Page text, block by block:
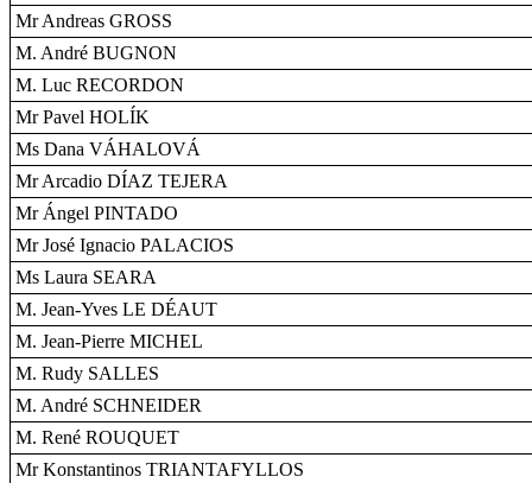
Mr Andreas GROSS
M. André BUGNON
M. Luc RECORDON
Mr Pavel HOLÍK
Ms Dana VÁHALOVÁ
Mr Arcadio DÍAZ TEJERA
Mr Ángel PINTADO
Mr José Ignacio PALACIOS
Ms Laura SEARA
M. Jean-Yves LE DÉAUT
M. Jean-Pierre MICHEL
M. Rudy SALLES
M. André SCHNEIDER
M. René ROUQUET
Mr Konstantinos TRIANTAFYLLOS